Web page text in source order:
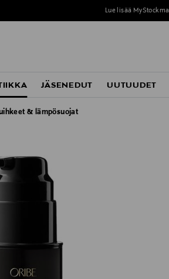
Lue lisää
JÄSENEDUT UUTUUDET
& lämpösuojat